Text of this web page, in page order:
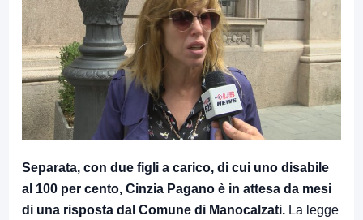
Separata, con due figli a carico, di cui uno disabile
al 100 per cento, Cinzia Pagano è in attesa da mesi
di una risposta dal Comune di Manocalzati. La legge